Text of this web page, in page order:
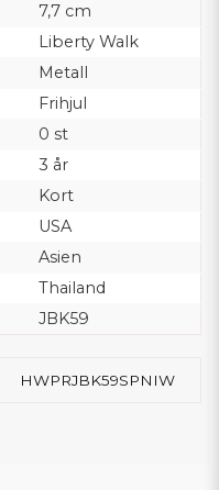
7,7 cm
Liberty Walk
Metall
Frihjul
0 st
3 år
Kort
USA
Asien
Thailand
JBK59
HWPRJBK59SPNIW